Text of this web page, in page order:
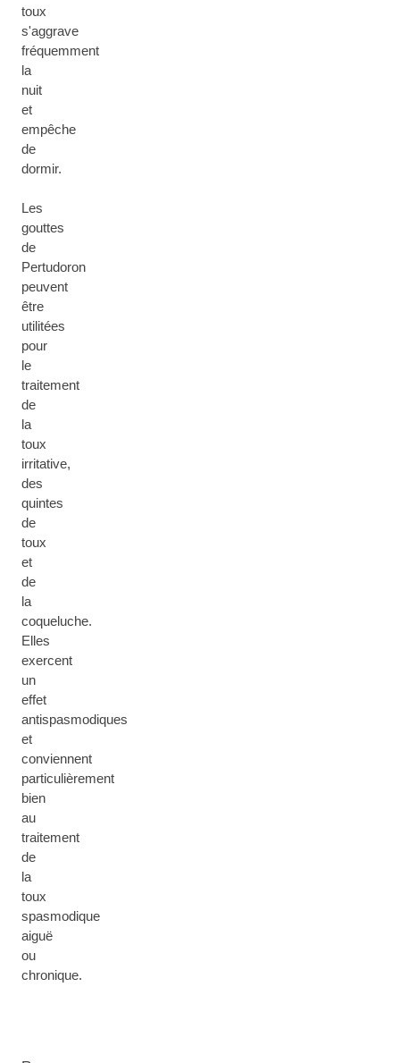
toux
s'aggrave
fréquemment
la
nuit
et
empêche
de
dormir.
Les
gouttes
de
Pertudoron
peuvent
être
utilitées
pour
le
traitement
de
la
toux
irritative,
des
quintes
de
toux
et
de
la
coqueluche.
Elles
exercent
un
effet
antispasmodiques
et
conviennent
particulièrement
bien
au
traitement
de
la
toux
spasmodique
aiguë
ou
chronique.